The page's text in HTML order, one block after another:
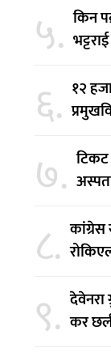
५. किन
६. १२
७.
८.
९. देवेनरा
कर